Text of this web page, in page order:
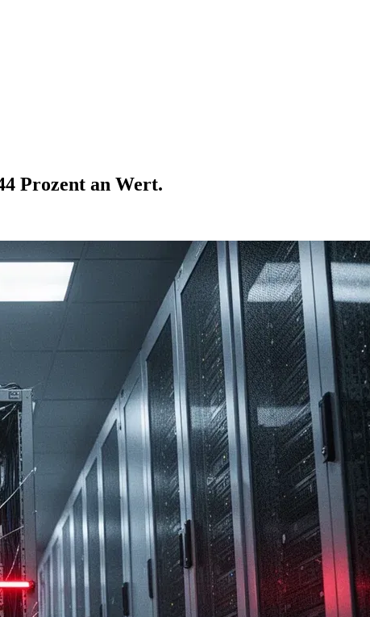
Prozent an Wert.